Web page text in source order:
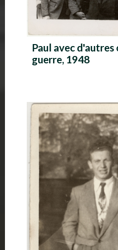
Paul avec d'autres
guerre, 1948